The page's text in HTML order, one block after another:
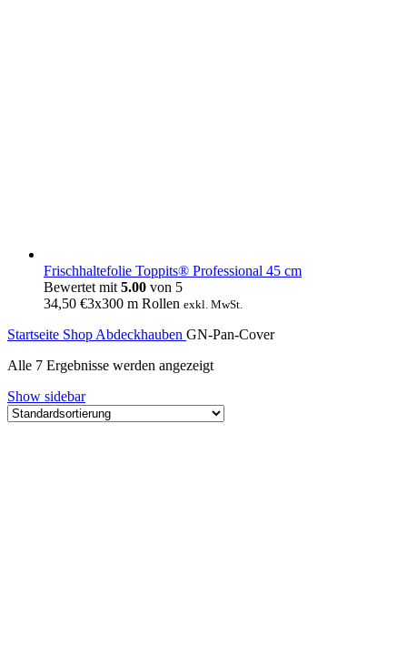
Frischhaltefolie Toppits® Professional 45 cm
Bewertet mit 5.00 von 5
34,50 €3x300 m Rollen exkl. MwSt.
Startseite Shop Abdeckhauben GN-Pan-Cover
Alle 7 Ergebnisse werden angezeigt
Show sidebar